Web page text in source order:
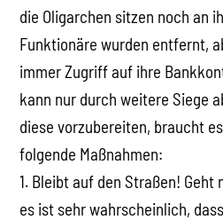
die Oligarchen sitzen noch an
Funktionäre wurden entfernt,
immer Zugriff auf ihre
kann nur durch weitere Siege
diese vorzubereiten, braucht
folgende Maßnahmen:
1. Bleibt auf den Straßen! Geht
es ist sehr wahrscheinlich,